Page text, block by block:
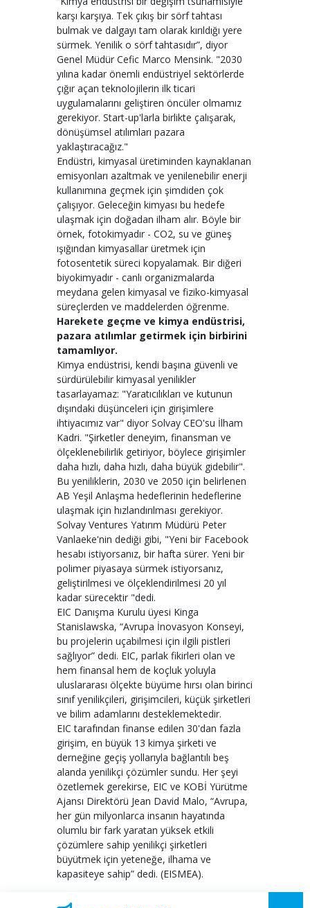
karşı karşıya. Tek çıkış bir sörf tahtası
bulmak ve dalgayı tam olarak kırıldığı yere
sürmek. Yenilik o sörf tahtasıdır”, diyor
Genel Müdür Cefic Marco Mensink. "2030
yılına kadar önemli endüstriyel sektörlerde
çığır açan teknolojilerin ilk ticari
uygulamalarını geliştiren öncüler olmamız
gerekiyor. Start-up'larla birlikte çalışarak,
dönüşümsel atılımları pazara
yaklaştıracağız."
Endüstri, kimyasal üretiminden kaynaklanan
emisyonları azaltmak ve yenilenebilir enerji
kullanımına geçmek için şimdiden çok
çalışıyor. Geleceğin kimyası bu hedefe
ulaşmak için doğadan ilham alır. Böyle bir
örnek, fotokimyadır - CO2, su ve güneş
ışığından kimyasallar üretmek için
fotosentetik süreci kopyalamak. Bir diğeri
biyokimyadır - canlı organizmalarda
meydana gelen kimyasal ve fiziko-kimyasal
süreçlerden ve maddelerden öğrenme.
Harekete geçme ve kimya endüstrisi,
pazara atılımlar getirmek için birbirini
tamamlıyor.
Kimya endüstrisi, kendi başına güvenli ve
sürdürülebilir kimyasal yenilikler
tasarlayamaz: "Yaratıcılıkları ve kutunun
dışındaki düşünceleri için girişimlere
ihtiyacımız var" diyor Solvay CEO'su İlham
Kadri. "Şirketler deneyim, finansman ve
ölçeklenebilirlik getiriyor, böylece girişimler
daha hızlı, daha hızlı, daha büyük gidebilir".
Bu yeniliklerin, 2030 ve 2050 için belirlenen
AB Yeşil Anlaşma hedeflerinin hedeflerine
ulaşmak için hızlandırılması gerekiyor.
Solvay Ventures Yatırım Müdürü Peter
Vanlaeke'nin dediği gibi, "Yeni bir Facebook
hesabı istiyorsanız, bir hafta sürer. Yeni bir
polimer piyasaya sürmek istiyorsanız,
geliştirilmesi ve ölçeklendirilmesi 20 yıl
kadar sürecektir "dedi.
EIC Danışma Kurulu üyesi Kinga
Stanislawska, “Avrupa İnovasyon Konseyi,
bu projelerin uçabilmesi için ilgili pistleri
sağlıyor” dedi. EIC, parlak fikirleri olan ve
hem finansal hem de koçluk yoluyla
uluslararası ölçekte büyüme hırsı olan birinci
sınıf yenilikçileri, girişimcileri, küçük şirketleri
ve bilim adamlarını desteklemektedir.
EIC tarafından finanse edilen 30'dan fazla
girişim, en büyük 13 kimya şirketi ve
derneğine geçiş yollarıyla bağlantılı beş
alanda yenilikçi çözümler sundu. Her şeyi
özetlemek gerekirse, EIC ve KOBİ Yürütme
Ajansı Direktörü Jean David Malo, “Avrupa,
her gün milyonlarca insanın hayatında
olumlu bir fark yaratan yüksek etkili
çözümlere sahip yenilikçi şirketleri
büyütmek için yeteneğe, ilhama ve
kapasiteye sahip” dedi. (EISMEA).